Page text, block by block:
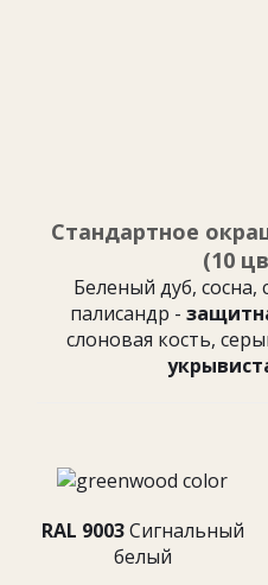
Стандартное
(10
Беленый дуб, сосна,
палисандр -
слоновая кость,
RAL 9003Cигнальный
белый